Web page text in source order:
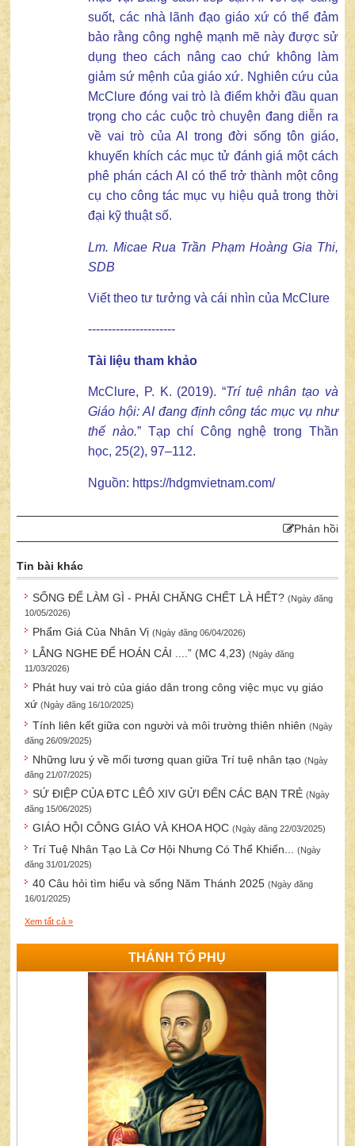
suốt, các nhà lãnh đạo giáo xứ có thể đảm
bảo rằng công nghệ mạnh mẽ này được sử
dụng theo cách nâng cao chứ không làm
giảm sứ mệnh của giáo xứ. Nghiên cứu của
McClure đóng vai trò là điểm khởi đầu quan
trọng cho các cuộc trò chuyện đang diễn ra
về vai trò của AI trong đời sống tôn giáo,
khuyến khích các mục tử đánh giá một cách
phê phán cách AI có thể trở thành một công
cụ cho công tác mục vụ hiệu quả trong thời
đại kỹ thuật số.
Lm. Micae Rua Trần Phạm Hoàng Gia Thi,
SDB
Viết theo tư tưởng và cái nhìn của McClure
----------------------
Tài liệu tham khảo
McClure, P. K. (2019). “Trí tuệ nhân tạo và
Giáo hội: AI đang định công tác mục vụ như
thế nào.” Tạp chí Công nghệ trong Thần
học, 25(2), 97–112.
Nguồn: https://hdgmvietnam.com/
Phản hồi
Tin bài khác
SỐNG ĐỂ LÀM GÌ - PHẢI CHĂNG CHẾT LÀ HẾT?(Ngày đăng
10/05/2026)
Phẩm Giá Của Nhân Vị(Ngày đăng 06/04/2026)
LẮNG NGHE ĐỂ HOÁN CẢI ....” (MC 4,23)(Ngày đăng
11/03/2026)
Phát huy vai trò của giáo dân trong công việc mục vụ giáo
xứ(Ngày đăng 16/10/2025)
Tính liên kết giữa con người và môi trường thiên nhiên(Ngày
đăng 26/09/2025)
Những lưu ý về mối tương quan giữa Trí tuệ nhân tạo(Ngày
đăng 21/07/2025)
SỨ ĐIỆP CỦA ĐTC LÊÔ XIV GỬI ĐẾN CÁC BẠN TRẺ(Ngày
đăng 15/06/2025)
GIÁO HỘI CÔNG GIÁO VÀ KHOA HỌC(Ngày đăng 22/03/2025)
Trí Tuệ Nhân Tạo Là Cơ Hội Nhưng Có Thể Khiến...(Ngày
đăng 31/01/2025)
40 Câu hỏi tìm hiểu và sống Năm Thánh 2025(Ngày đăng
16/01/2025)
Xem tất cả »
THÁNH TỔ PHỤ